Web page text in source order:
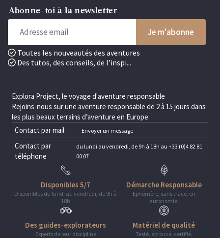
Abonne-toi à la newsletter
Toutes les nouveautés des aventures
Des tutos, des conseils, de l’inspi...
Explora Project, le voyage d'aventure responsable
Rejoins-nous sur une aventure responsable de 2 à 15 jours dans
les plus beaux terrains d’aventure en Europe.
Contact par mail
Envoyer un message
Contact par
téléphone
du lundi au vendredi, de 9h à 18h au +33 (0)4 82 81
00 07
Disponibles 5/7
Disponibles du lundi au vendredi, de 9h à
18h
Des guides-explorateurs
Experts de leur discipline
Démarche Responsable
Ephémère, sans trace, en
autonomie.
Matériel de qualité
Testé, éprouvé, certifié.